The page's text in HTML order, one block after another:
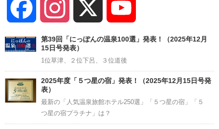
Facebook Instagram
Channel
第39回「にっぽんの温泉100選」発表！（2025年12月
15日号発表）
1位草津、２位下呂、３位道後
2025年度「５つ星の宿」発表！（2025年12月15日号発
表）
最新の「人気温泉旅館ホテル250選」「５つ星の宿」「５
つ星の宿プラチナ」は？